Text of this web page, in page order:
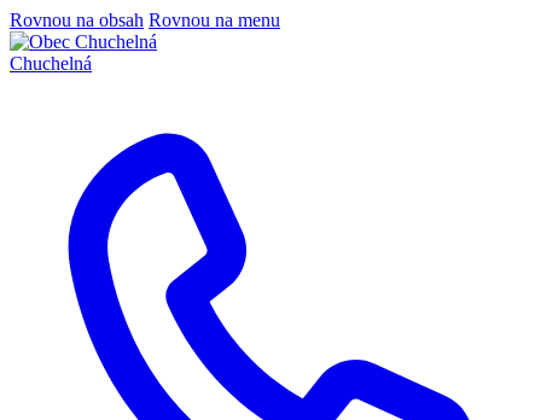
Rovnou na obsah Rovnou na menu
Chuchelná